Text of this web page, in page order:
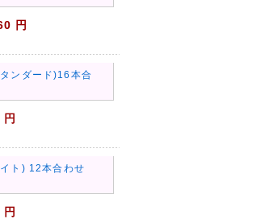
円
ンダード)16本合
ト) 12本合わせ